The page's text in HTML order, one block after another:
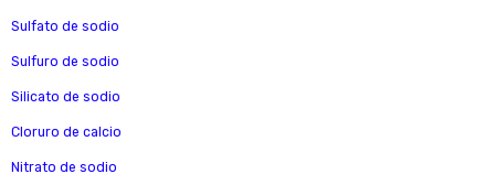
Sulfato de sodio
Sulfuro de sodio
Silicato de sodio
Cloruro de calcio
Nitrato de sodio